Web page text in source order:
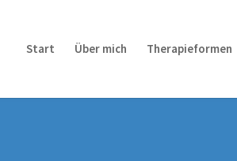
Start Über mich Therapieformen